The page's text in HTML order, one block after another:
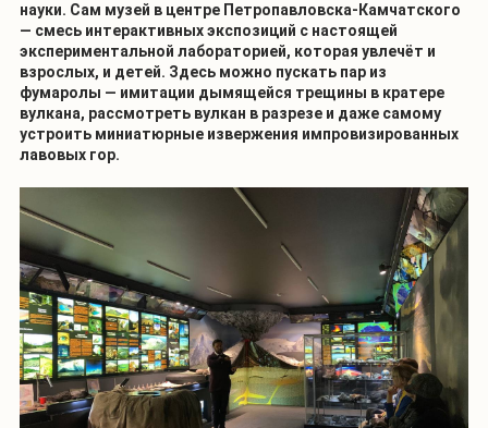
науки. Сам музей в центре Петропавловска-Камчатского
— смесь интерактивных экспозиций с настоящей
экспериментальной лабораторией, которая увлечёт и
взрослых, и детей. Здесь можно пускать пар из
фумаролы — имитации дымящейся трещины в кратере
вулкана, рассмотреть вулкан в разрезе и даже самому
устроить миниатюрные извержения импровизированных
лавовых гор.